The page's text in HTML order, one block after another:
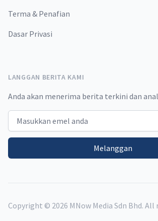
Terma & Penafian
Dasar Privasi
LANGGAN BERITA KAMI
Anda akan menerima berita terkini dan
Email address
Melanggan
Copyright © 2026 MNow Media Sdn Bhd.